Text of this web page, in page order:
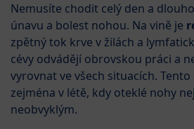
Nemusíte chodit celý den a
únavu a bolest nohou. Na vině je
zpětný tok krve v žilách a
cévy odvádějí obrovskou práci a
vyrovnat ve všech situacích.
zejména v létě, kdy oteklé nohy
neobvyklým.